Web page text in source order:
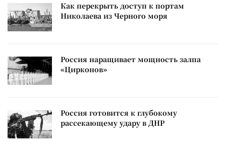
Как перекрыть доступ к портам
Николаева из Черного моря
Россия наращивает мощность залпа
«Цирконов»
Россия готовится к глубокому
рассекающему удару в ДНР